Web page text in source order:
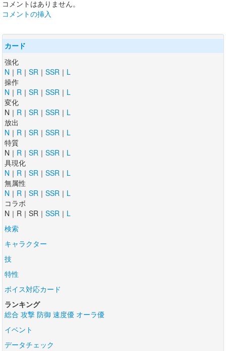
コメントはありません。
コメントの挿入
カード
強化
N ｜ R ｜ SR ｜ SSR ｜ L
操作
N ｜ R ｜ SR ｜ SSR ｜ L
変化
N｜ R ｜ SR ｜ SSR ｜ L
放出
N ｜ R ｜ SR ｜ SSR ｜ L
特質
N｜ R ｜ SR ｜ SSR ｜ L
具現化
N ｜ R ｜ SR ｜ SSR ｜ L
無属性
N ｜ R ｜ SR ｜ SSR ｜ L
コラボ
N｜R｜SR｜ SSR ｜ L
検索
キャラクター
技
特性
ボイス対応カード
ランキング
総合 攻撃 防御 速度優 オーラ優
イベント
データチェック